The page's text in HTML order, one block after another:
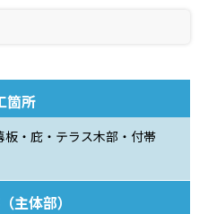
箇所
・庇・テラス木部・付帯
主体部）